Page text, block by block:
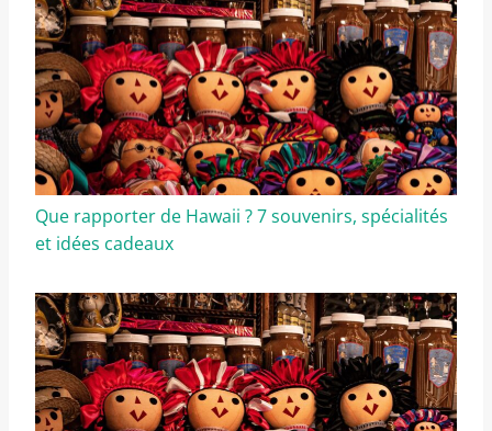
Que rapporter de Hawaii ? 7 souvenirs, spécialités
et idées cadeaux